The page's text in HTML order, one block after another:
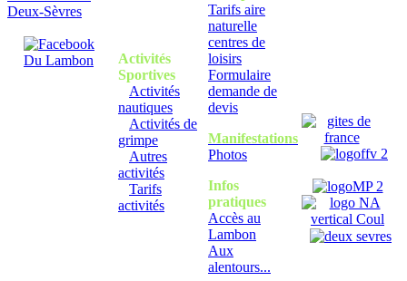
Activités
Sportives
Activités
nautiques
Activités de
grimpe
Autres
activités
Tarifs
activités
Tarifs aire
naturelle
centres de
loisirs
Formulaire
demande de
devis
Manifestations
Photos
Infos
pratiques
Accès au
Lambon
Aux
alentours...